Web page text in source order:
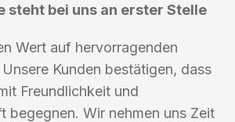
steht bei uns an erster Stelle
Wert auf hervorragenden
Kunden bestätigen, dass
Freundlichkeit und
begegnen. Wir nehmen uns Zeit